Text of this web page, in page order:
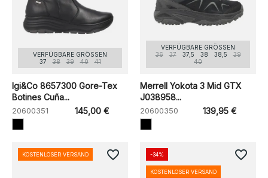
VERFÜGBARE GRÖSSEN
37
38 39 40 41
Igi&Co 8657300 Gore-Tex
Botines Cuña...
20600351 145,00 €
VERFÜGBARE GRÖSSEN
36
37 37,5 38 38,5
39
40
Merrell Yokota 3 Mid GTX
J038958...
20600350 139,95 €
KOSTENLOSER VERSAND favorite_border -34%
KOSTENLOSER VERSAND
favorite_border